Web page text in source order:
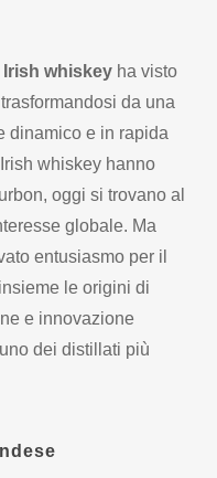
Irish whiskeyha visto
da una
dinamico e in rapida
whiskey hanno
oggi si trovano al
globale. Ma
entusiasmo per il
le origini di
e innovazione
dei distillati più